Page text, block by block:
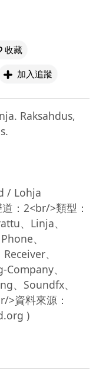
收藏
加入追蹤
Raksahdus,
/ Lohja
：2<br/>類型：
、Linja、
、
、
、
、Soundfx、
資料來源：